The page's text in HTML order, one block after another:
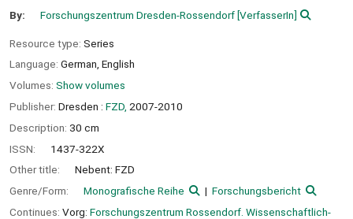
By: Forschungszentrum Dresden-Rossendorf[VerfasserIn]
Resource type: Series
Language: German, English
Volumes: Show volumes
Publisher: Dresden : FZD, 2007-2010
Description: 30 cm
ISSN:
1437-322X
Other title:
Nebent: FZD
Genre/Form:
Monografische Reihe
Forschungsbericht
Continues: Vorg: Forschungszentrum Rossendorf. Wissenschaftlich-